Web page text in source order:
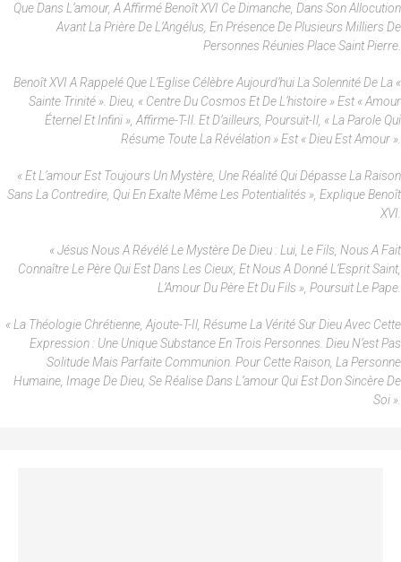
Que Dans L’amour, A Affirmé Benoît XVI Ce Dimanche, Dans Son Allocution
Avant La Prière De L’Angélus, En Présence De Plusieurs Milliers De
Personnes Réunies Place Saint Pierre.
Benoît XVI A Rappelé Que L’Eglise Célèbre Aujourd’hui La Solennité De La «
Sainte Trinité ». Dieu, « Centre Du Cosmos Et De L’histoire » Est « Amour
Éternel Et Infini », Affirme-T-Il. Et D’ailleurs, Poursuit-Il, « La Parole Qui
Résume Toute La Révélation » Est « Dieu Est Amour ».
« Et L’amour Est Toujours Un Mystère, Une Réalité Qui Dépasse La Raison
Sans La Contredire, Qui En Exalte Même Les Potentialités », Explique Benoît
XVI.
« Jésus Nous A Révélé Le Mystère De Dieu : Lui, Le Fils, Nous A Fait
Connaître Le Père Qui Est Dans Les Cieux, Et Nous A Donné L’Esprit Saint,
L’Amour Du Père Et Du Fils », Poursuit Le Pape.
« La Théologie Chrétienne, Ajoute-T-Il, Résume La Vérité Sur Dieu Avec Cette
Expression : Une Unique Substance En Trois Personnes. Dieu N’est Pas
Solitude Mais Parfaite Communion. Pour Cette Raison, La Personne
Humaine, Image De Dieu, Se Réalise Dans L’amour Qui Est Don Sincère De
Soi ».